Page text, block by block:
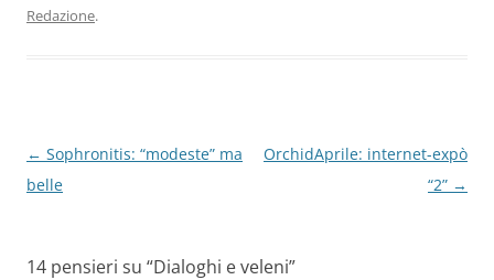
Redazione.
Navigazione
articolo
← Sophronitis: “modeste” ma
belle
OrchidAprile: internet-expò
“2” →
14 pensieri su “Dialoghi e veleni”